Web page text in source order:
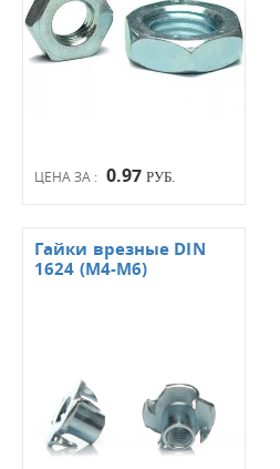
ЦЕНА ЗА : 0.97 РУБ.
Гайки врезные DIN
1624 (М4-М6)